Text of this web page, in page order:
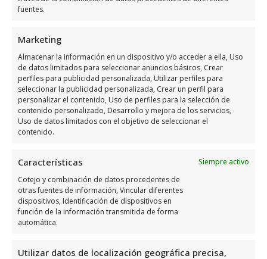
fuentes.
Marketing
Almacenar la información en un dispositivo y/o acceder a ella, Uso
de datos limitados para seleccionar anuncios básicos, Crear
perfiles para publicidad personalizada, Utilizar perfiles para
seleccionar la publicidad personalizada, Crear un perfil para
personalizar el contenido, Uso de perfiles para la selección de
contenido personalizado, Desarrollo y mejora de los servicios,
Uso de datos limitados con el objetivo de seleccionar el
contenido.
Características
Siempre activo
Cotejo y combinación de datos procedentes de
otras fuentes de información, Vincular diferentes
dispositivos, Identificación de dispositivos en
función de la información transmitida de forma
automática.
Utilizar datos de localización geográfica precisa,
Horario de servicio de Las
Ramblas Golf
Días Horario
Lunes
Miércoles
Jueves
7:30 a 18:30
Viernes
7:30 a 18:30
Sábado